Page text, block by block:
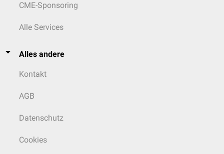
CME-Sponsoring
Alle Services
Alles andere
Kontakt
AGB
Datenschutz
Cookies